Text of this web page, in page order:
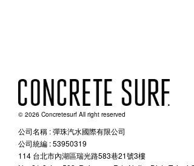
© 2026 Concretesurf All right reserved
公司名稱 : 彈珠汽水國際有限公司
公司統編 : 53950319
114 台北市內湖區瑞光路583巷21號3樓